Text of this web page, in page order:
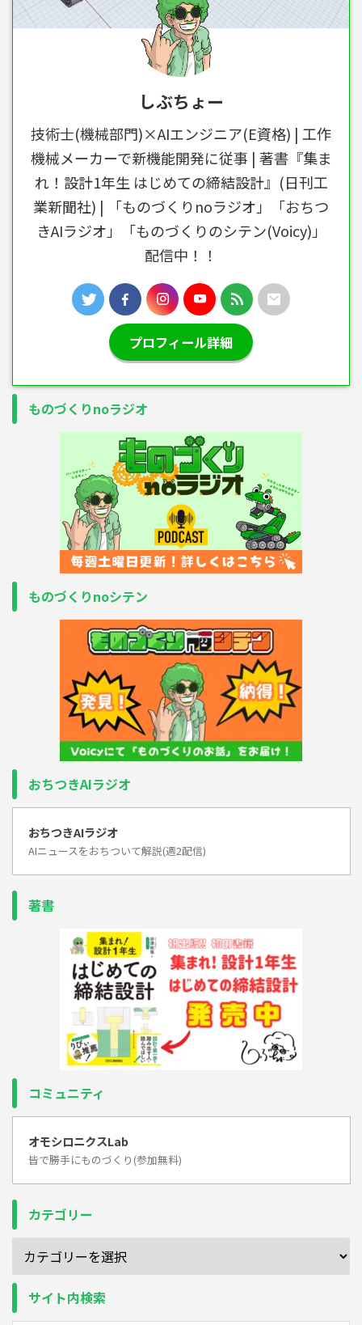
しぶちょー
技術士(機械部門)×AIエンジニア(E資格) | 工作
機械メーカーで新機能開発に従事 | 著書『集ま
れ！設計1年生 はじめての締結設計』(日刊工
業新聞社) | 「ものづくりnoラジオ」「おちつ
きAIラジオ」「ものづくりのシテン(Voicy)」
配信中！！
プロフィール詳細
ものづくりnoラジオ
ものづくりnoシテン
おちつきAIラジオ
おちつきAIラジオ
AIニュースをおちついて解説(週2配信)
著書
コミュニティ
オモシロニクスLab
皆で勝手にものづくり(参加無料)
カテゴリー
サイト内検索